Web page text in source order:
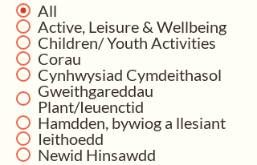
All
Active, Leisure & Wellbeing
Children/ Youth Activities
Corau
Cynhwysiad Cymdeithasol
Gweithgareddau
Plant/Ieuenctid
Hamdden, bywiog a llesiant
Ieithoedd
Newid Hinsawdd